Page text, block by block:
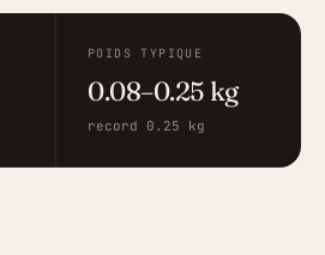
POIDS TYPIQUE
0.08–0.25 kg
record 0.25 kg